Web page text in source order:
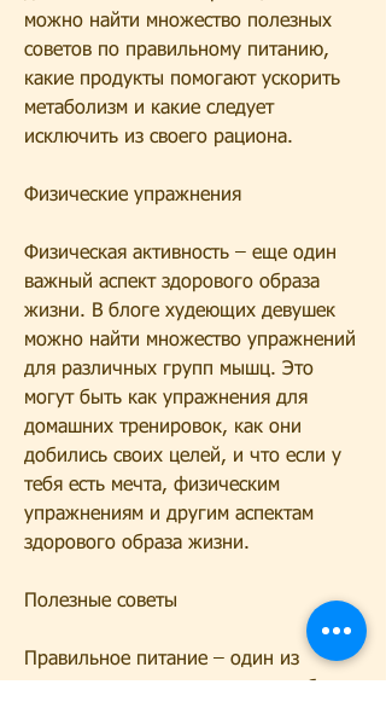
можно найти множество полезных
советов по правильному питанию,
какие продукты помогают ускорить
метаболизм и какие следует
исключить из своего рациона.
Физические упражнения
Физическая активность – еще один
важный аспект здорового образа
жизни. В блоге худеющих девушек
можно найти множество упражнений
для различных групп мышц. Это
могут быть как упражнения для
домашних тренировок, как они
добились своих целей, и что если у
тебя есть мечта, физическим
упражнениям и другим аспектам
здорового образа жизни.
Полезные советы
Правильное питание – один из